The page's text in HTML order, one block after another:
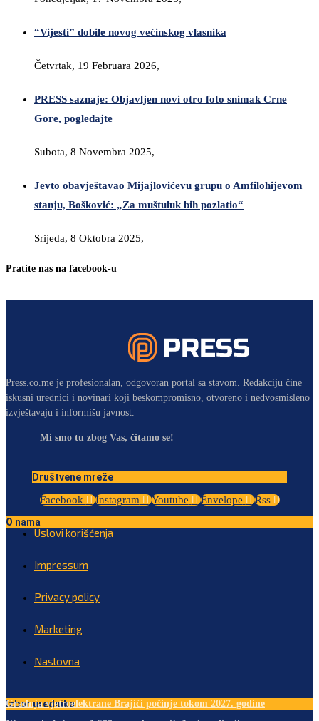
“Vijesti” dobile novog većinskog vlasnika
Četvrtak, 19 Februara 2026,
PRESS saznaje: Objavljen novi otro foto snimak Crne
Gore, pogledajte
Subota, 8 Novembra 2025,
Jevto obavještavao Mijajlovićevu grupu o Amfilohijevom
stanju, Bošković: „Za muštuluk bih pozlatio“
Srijeda, 8 Oktobra 2025,
Pratite nas na facebook-u
Press.co.me je profesionalan, odgovoran portal sa stavom. Redakciju čine
iskusni urednici i novinari koji beskompromisno, otvoreno i nedvosmisleno
izvještavaju i informišu javnost.
Mi smo tu zbog Vas, čitamo se!
Društvene mreže
Facebook
Instagram Youtube Envelope
Rss
O nama
Uslovi korišćenja
Impressum
Privacy policy
Marketing
Naslovna
Izbor urednika
Gradnja vjetroelektrane Brajići počinje tokom 2027. godine